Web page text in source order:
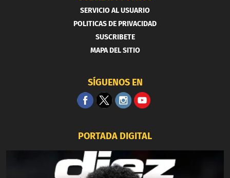
SERVICIO AL USUARIO
POLITICAS DE PRIVACIDAD
SUSCRIBETE
MAPA DEL SITIO
SÍGUENOS EN
PORTADA DIGITAL